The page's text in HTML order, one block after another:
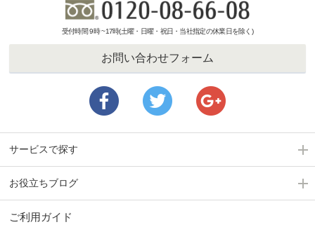
受付時間 9時 ~17時(土曜・日曜・祝日・当社指定の休業日を除く)
お問い合わせフォーム
サービスで探す
お役立ちブログ
ご利用ガイド